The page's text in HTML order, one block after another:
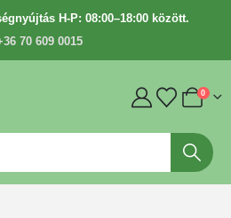
H-P: 08:00–18:00 között.
70 609 0015
0